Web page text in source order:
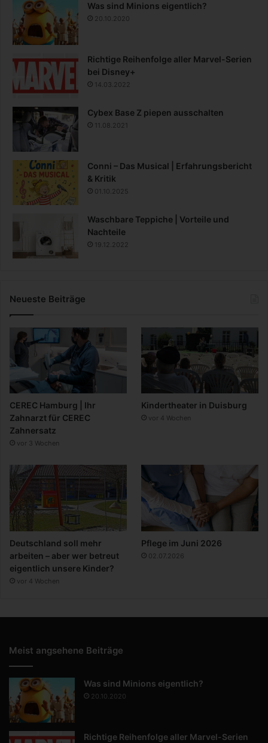
Was sind Minions eigentlich?
20.10.2020
Richtige Reihenfolge aller Marvel-Serien
bei Disney+
14.03.2022
Cybex Base Z piepen ausschalten
11.08.2021
Conni – Das Musical | Erfahrungsbericht
& Kritik
01.10.2025
Waschbare Teppiche | Vorteile und
Nachteile
19.12.2022
Neueste Beiträge
CEREC Hamburg | Ihr
Zahnarzt für CEREC
Zahnersatz
vor 3 Wochen
Kindertheater in Duisburg
vor 4 Wochen
Deutschland soll mehr
arbeiten – aber wer betreut
eigentlich unsere Kinder?
vor 4 Wochen
Pflege im Juni 2026
02.07.2026
Meist angsehene Beiträge
Was sind Minions eigentlich?
20.10.2020
Richtige Reihenfolge aller Marvel-Serien